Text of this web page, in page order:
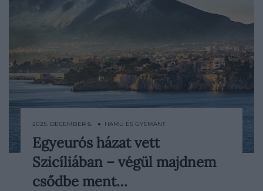
Az egyeurós házak évek óta óriási
érdeklődést váltanak ki Olaszország több
régiójában, sőt már Franciaországban
2025. DECEMBER 6. ● HAMU ÉS GYÉMÁNT
Egyeurós házat vett
Szicíliában – végül majdnem
csődbe ment…